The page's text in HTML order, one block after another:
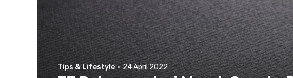
Tips & Lifestyle · 24 April 2022